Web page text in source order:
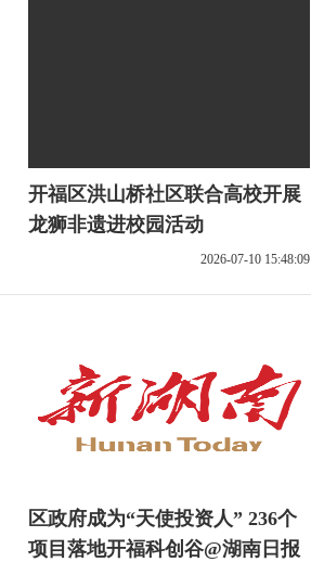
开福区洪山桥社区联合高校开展
龙狮非遗进校园活动
2026-07-10 15:48:09
区政府成为“天使投资人” 236个
项目落地开福科创谷@湖南日报